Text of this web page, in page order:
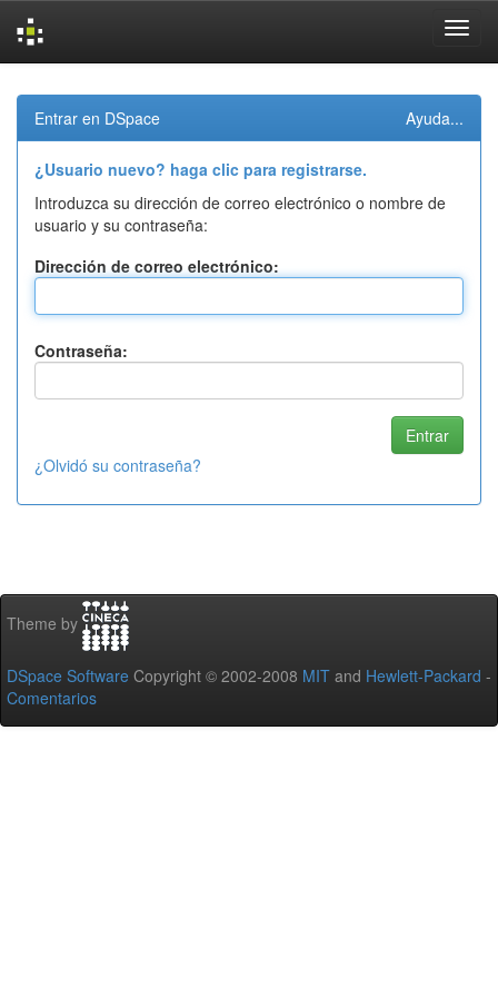
navigation
Entrar en DSpace Ayuda...
¿Usuario nuevo? haga clic para registrarse.
Introduzca su dirección de correo electrónico o nombre de
usuario y su contraseña:
Dirección de correo electrónico:
Contraseña:
¿Olvidó su contraseña?
Theme by
DSpace Software Copyright © 2002-2008 MIT and Hewlett-Packard -
Comentarios